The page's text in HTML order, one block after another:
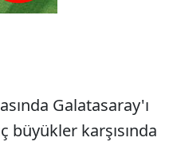
Galatasaray'ı
büyükler karşısında